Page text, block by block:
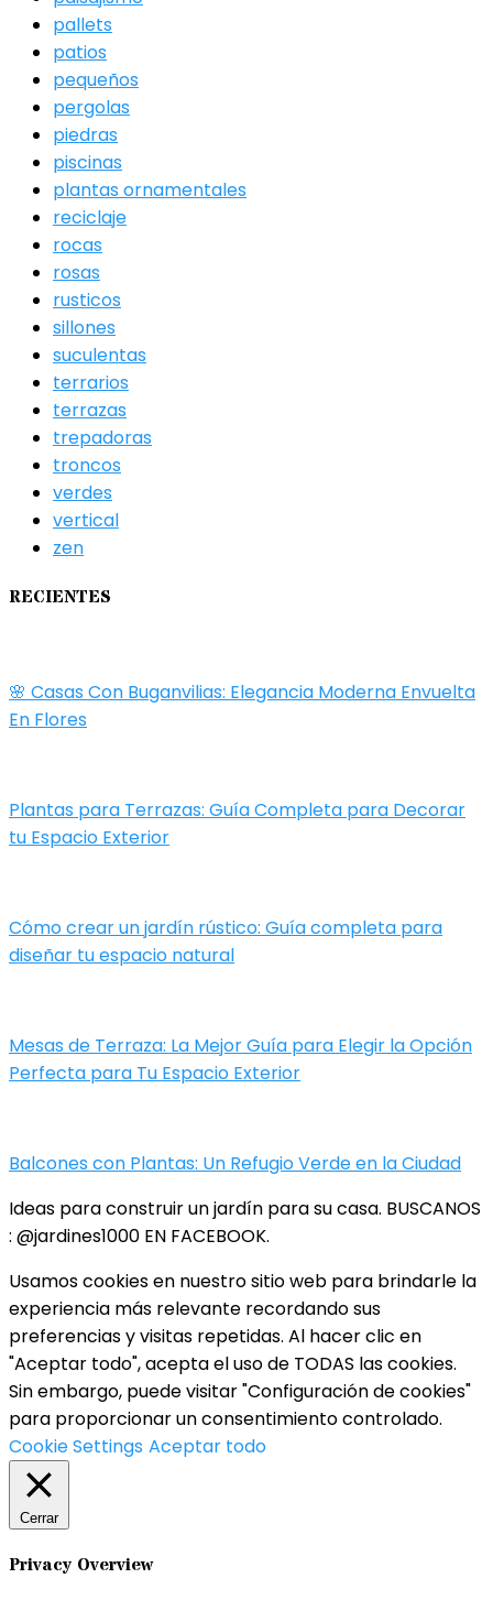
pallets
patios
pequeños
pergolas
piedras
piscinas
plantas ornamentales
reciclaje
rocas
rosas
rusticos
sillones
suculentas
terrarios
terrazas
trepadoras
troncos
verdes
vertical
zen
RECIENTES
🌸 Casas Con Buganvilias: Elegancia Moderna Envuelta
En Flores
Plantas para Terrazas: Guía Completa para Decorar
tu Espacio Exterior
Cómo crear un jardín rústico: Guía completa para
diseñar tu espacio natural
Mesas de Terraza: La Mejor Guía para Elegir la Opción
Perfecta para Tu Espacio Exterior
Balcones con Plantas: Un Refugio Verde en la Ciudad
Ideas para construir un jardín para su casa. BUSCANOS
: @jardines1000 EN FACEBOOK.
Usamos cookies en nuestro sitio web para brindarle la
experiencia más relevante recordando sus
preferencias y visitas repetidas. Al hacer clic en
"Aceptar todo", acepta el uso de TODAS las cookies.
Sin embargo, puede visitar "Configuración de cookies"
para proporcionar un consentimiento controlado.
Cookie Settings Aceptar todo
Cerrar
Privacy Overview